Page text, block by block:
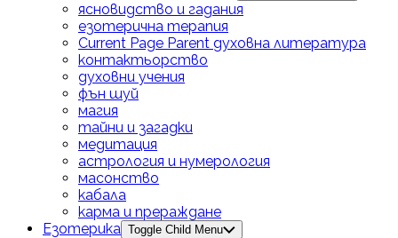
ясновидство и гадания
езотерична терапия
Current Page Parent духовна литература
контактьорство
духовни учения
фън шуй
магия
тайни и загадки
медитация
астрология и нумерология
масонство
кабала
карма и прераждане
Езотерика Toggle Child Menu